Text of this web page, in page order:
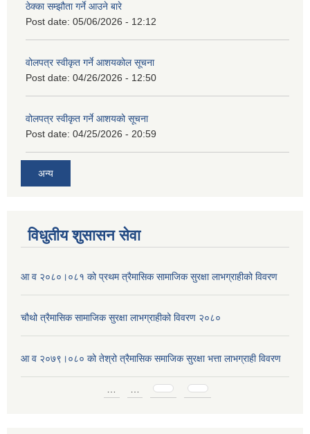
ठेक्का सम्झौता गर्ने आउने बारे
Post date: 05/06/2026 - 12:12
वोलपत्र स्वीकृत गर्ने आशयकोल सूचना
Post date: 04/26/2026 - 12:50
वोलपत्र स्वीकृत गर्ने आशयको सूचना
Post date: 04/25/2026 - 20:59
अन्य
विधुतीय शुसासन सेवा
आ व २०८०।०८१ को प्रथम त्रैमासिक सामाजिक सुरक्षा लाभग्राहीको विवरण
चौथो त्रैमासिक सामाजिक सुरक्षा लाभग्राहीको विवरण २०८०
आ व २०७९।०८० को तेश्रो त्रैमासिक समाजिक सुरक्षा भत्ता लाभग्राही विवरण